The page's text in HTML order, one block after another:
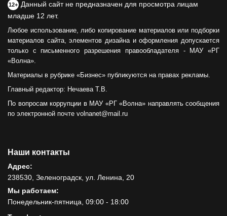
12+ Данный сайт не предназначен для просмотра лицам
младше 12 лет.
Любое использование, либо копирование материалов или подборки
материалов сайта, элементов дизайна и оформления допускается
только с письменного разрешения правообладателя - МАУ «РГ
«Волна».
Материалы в рубрике «Бизнес» публикуются на правах рекламы.
Главный редактор: Нечаева Т.В.
По вопросам коррупции в МАУ «РГ «Волна» направлять сообщения
по электронной почте volnanet@mail.ru
Наши контакты
Адрес:
238530, Зеленоградск, ул. Ленина, 20
Мы работаем:
Понедельник-пятница, 09:00 - 18:00